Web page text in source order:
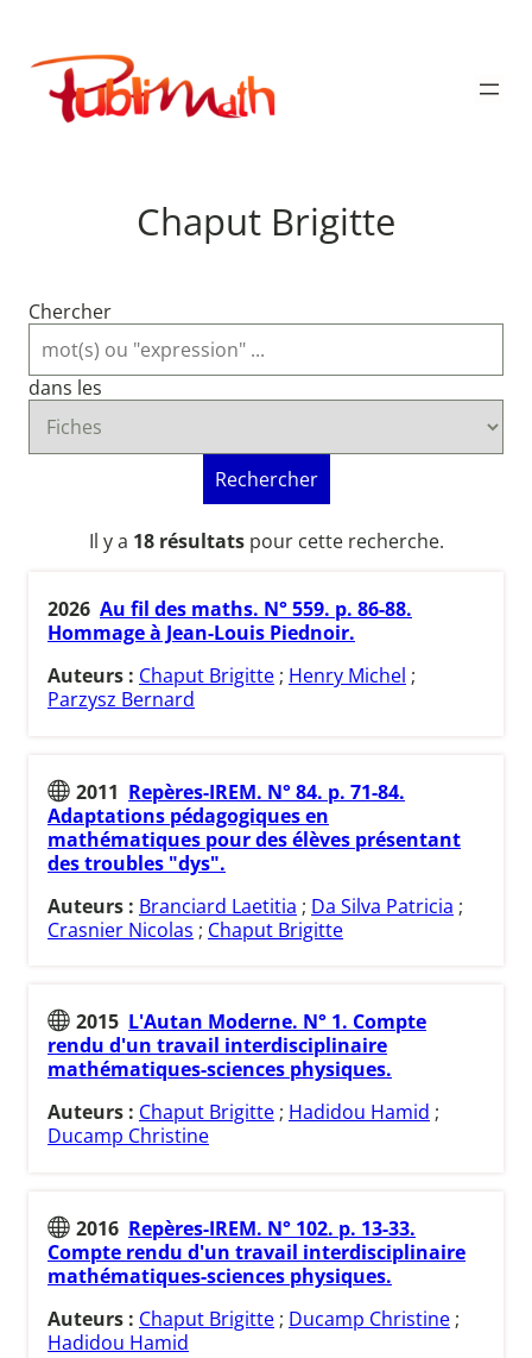
contenu
Publimath
Chaput Brigitte
Chercher
dans les
Rechercher
Il y a 18 résultatspour cette recherche.
2026 Au fil des maths. N° 559. p. 86-88.
Hommage à Jean-Louis Piednoir.
Auteurs : Chaput Brigitte ; Henry Michel ;
Parzysz Bernard
2011 Repères-IREM. N° 84. p. 71-84.
Adaptations pédagogiques en
mathématiques pour des élèves présentant
des troubles "dys".
Auteurs : Branciard Laetitia ; Da Silva Patricia ;
Crasnier Nicolas ; Chaput Brigitte
2015 L'Autan Moderne. N° 1. Compte
rendu d'un travail interdisciplinaire
mathématiques-sciences physiques.
Auteurs : Chaput Brigitte ; Hadidou Hamid ;
Ducamp Christine
2016 Repères-IREM. N° 102. p. 13-33.
Compte rendu d'un travail interdisciplinaire
mathématiques-sciences physiques.
Auteurs : Chaput Brigitte ; Ducamp Christine ;
Hadidou Hamid